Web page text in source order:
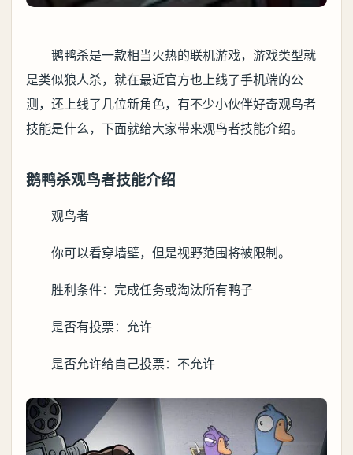
鹅鸭杀是一款相当火热的联机游戏，游戏类型就
是类似狼人杀，就在最近官方也上线了手机端的公
测，还上线了几位新角色，有不少小伙伴好奇观鸟者
技能是什么，下面就给大家带来观鸟者技能介绍。
鹅鸭杀观鸟者技能介绍
观鸟者
你可以看穿墙壁，但是视野范围将被限制。
胜利条件：完成任务或淘汰所有鸭子
是否有投票：允许
是否允许给自己投票：不允许